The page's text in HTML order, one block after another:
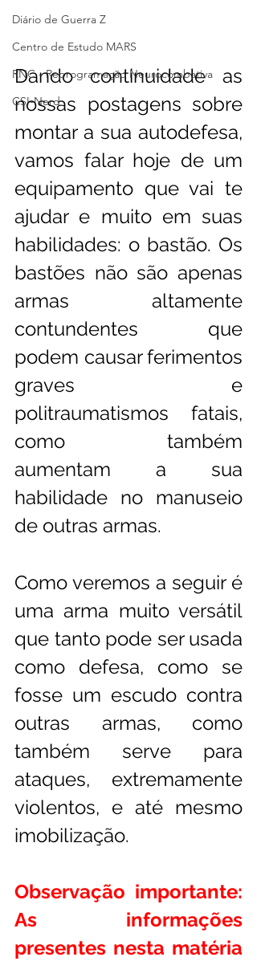
Diário de Guerra Z
Centro de Estudo MARS
RNC - Reprogramação Neurocombativa
CSI-Nerd
Dando continuidade as
nossas postagens sobre
montar a sua autodefesa,
vamos falar hoje de um
equipamento que vai te
ajudar e muito em suas
habilidades: o bastão. Os
bastões não são apenas
armas altamente
contundentes que
podem causar ferimentos
graves e
politraumatismos fatais,
como também
aumentam a sua
habilidade no manuseio
de outras armas.
Como veremos a seguir é
uma arma muito versátil
que tanto pode ser usada
como defesa, como se
fosse um escudo contra
outras armas, como
também serve para
ataques, extremamente
violentos, e até mesmo
imobilização.
Observação importante:
As informações
presentes nesta matéria